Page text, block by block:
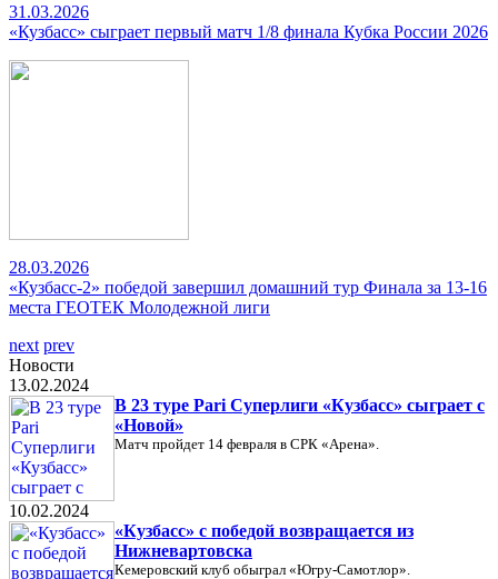
31.03.2026
«Кузбасс» сыграет первый матч 1/8 финала Кубка России 2026
28.03.2026
«Кузбасс-2» победой завершил домашний тур Финала за 13-16
места ГЕОТЕК Молодежной лиги
next prev
Новости
13.02.2024
В 23 туре Pari Суперлиги «Кузбасс» сыграет с
«Новой»
Матч пройдет 14 февраля в СРК «Арена».
10.02.2024
«Кузбасс» с победой возвращается из
Нижневартовска
Кемеровский клуб обыграл «Югру-Самотлор».